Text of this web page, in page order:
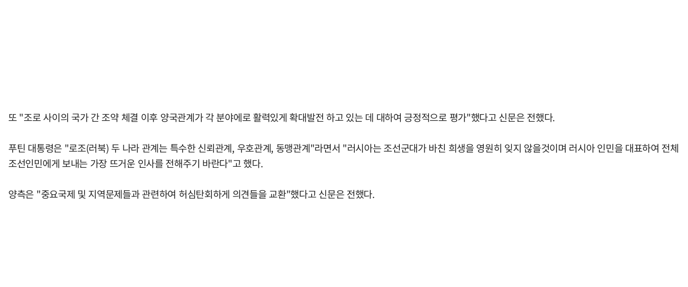
또 "조로 사이의 국가 간 조약 체결 이후 양국관계가 각 분야에로 활력있게 확대발전 하고 있는 데 대하여 긍정적으로 평가"했다고 신문은 전했다.
푸틴 대통령은 "로조(러북) 두 나라 관계는 특수한 신뢰관계, 우호관계, 동맹관계"라면서 "러시아는 조선군대가 바친 희생을 영원히 잊지 않을것이며 러시아 인민을 대표하여 전체
조선인민에게 보내는 가장 뜨거운 인사를 전해주기 바란다"고 했다.
양측은 "중요국제 및 지역문제들과 관련하여 허심탄회하게 의견들을 교환"했다고 신문은 전했다.